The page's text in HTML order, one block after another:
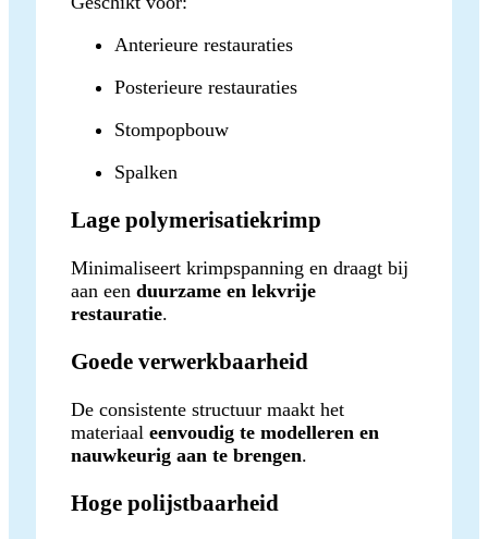
Anterieure restauraties
Posterieure restauraties
Stompopbouw
Spalken
Lage polymerisatiekrimp
Minimaliseert krimpspanning en draagt bij
aan een duurzame en lekvrije
restauratie.
Goede verwerkbaarheid
De consistente structuur maakt het
materiaal eenvoudig te modelleren en
nauwkeurig aan te brengen.
Hoge polijstbaarheid